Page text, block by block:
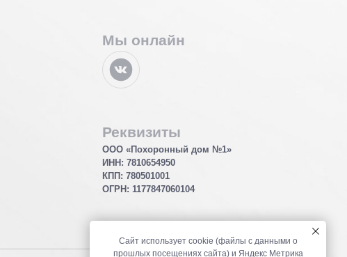
Сайт использует cookie (файлы с данными о
прошлых посещениях сайта) и Яндекс Метрика
Мы онлайн
Реквизиты
ООО «Похоронный дом №1»
ИНН: 7810654950
КПП: 780501001
ОГРН: 1177847060104